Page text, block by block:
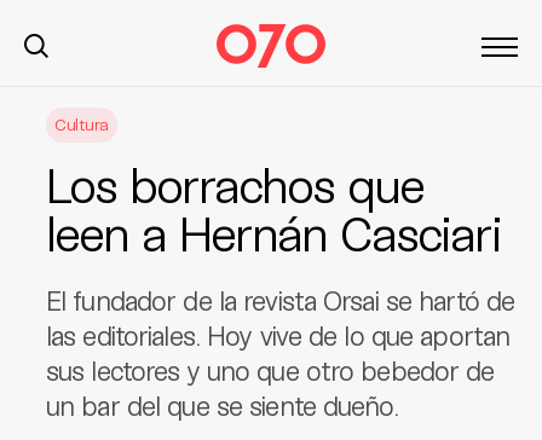
Cultura
Los borrachos que
leen a Hernán Casciari
El fundador de la revista Orsai se hartó de
las editoriales. Hoy vive de lo que aportan
sus lectores y uno que otro bebedor de
un bar del que se siente dueño.